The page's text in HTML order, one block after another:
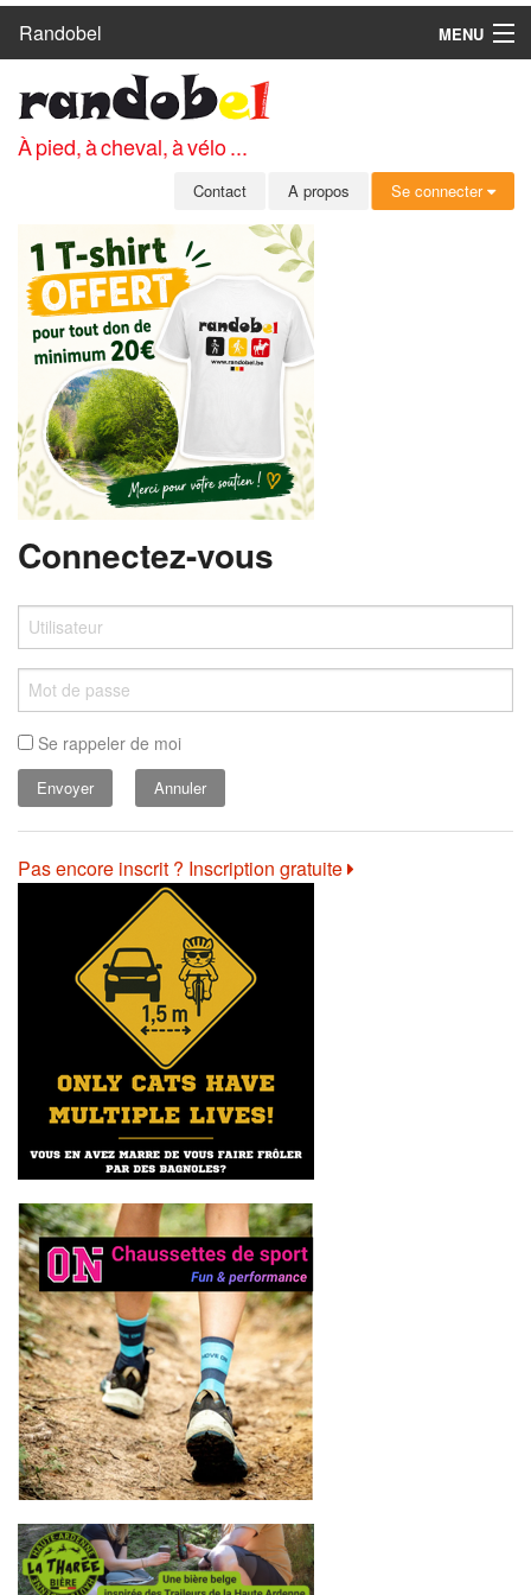
Randobel
MENU
CIRCUITS
CLUBS
MEMBRES
SE CONNECTER
INSCRIPTION GRATUITE
MOT DE PASSE OUBLIÉ
À pied, à cheval, à vélo ...
Contact A propos Se connecter
Connectez-vous
Se rappeler de moi
Annuler
Pas encore inscrit ? Inscription gratuite